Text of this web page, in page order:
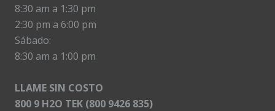
8:30 am a 1:30 pm
2:30 pm a 6:00 pm
Sábado:
8:30 am a 1:00 pm
LLAME SIN COSTO
800 9 H2O TEK (800 9426 835)